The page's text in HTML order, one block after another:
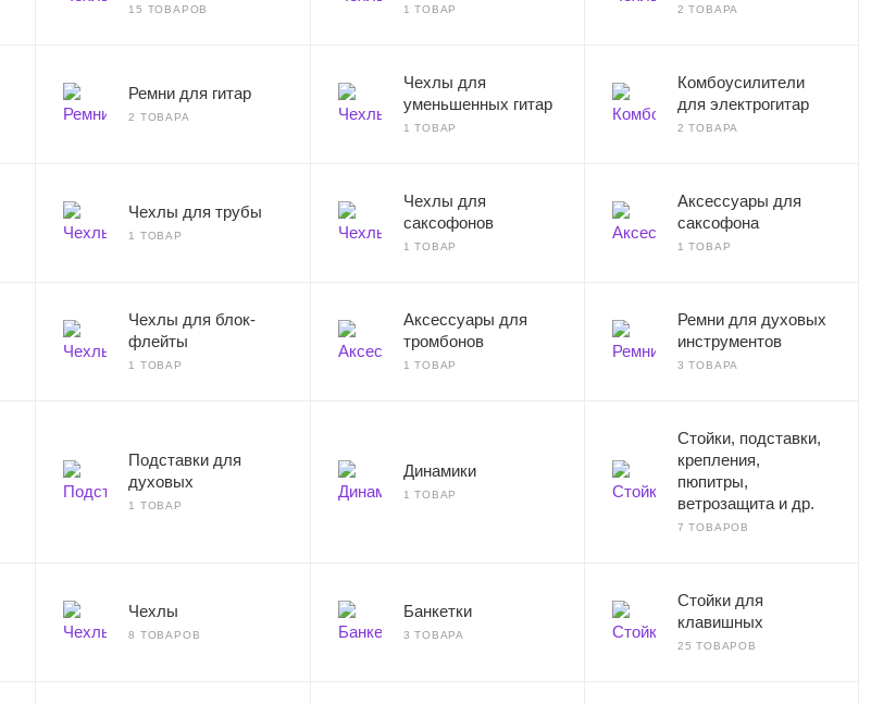
15 ТОВАРОВ 1 ТОВАР 2 ТОВАРА
Ремни для гитар
2 ТОВАРА
Чехлы для
уменьшенных гитар
1 ТОВАР
Комбоусилители
для электрогитар
2 ТОВАРА
Чехлы для трубы
1 ТОВАР
Чехлы для
саксофонов
1 ТОВАР
Аксессуары для
саксофона
1 ТОВАР
Чехлы для блок-
флейты
1 ТОВАР
Аксессуары для
тромбонов
1 ТОВАР
Ремни для духовых
инструментов
3 ТОВАРА
Подставки для
духовых
1 ТОВАР
Динамики
1 ТОВАР
Стойки, подставки,
крепления,
пюпитры,
ветрозащита и др.
7 ТОВАРОВ
Чехлы
8 ТОВАРОВ
Банкетки
3 ТОВАРА
Стойки для
клавишных
25 ТОВАРОВ